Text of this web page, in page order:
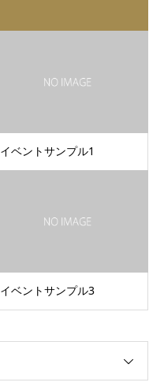
イベントサンプル1
イベントサンプル3